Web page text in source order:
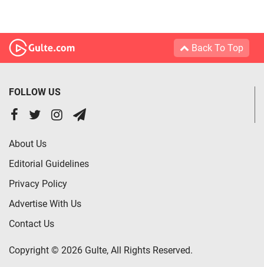
Back To Top
FOLLOW US
About Us
Editorial Guidelines
Privacy Policy
Advertise With Us
Contact Us
Copyright © 2026 Gulte, All Rights Reserved.